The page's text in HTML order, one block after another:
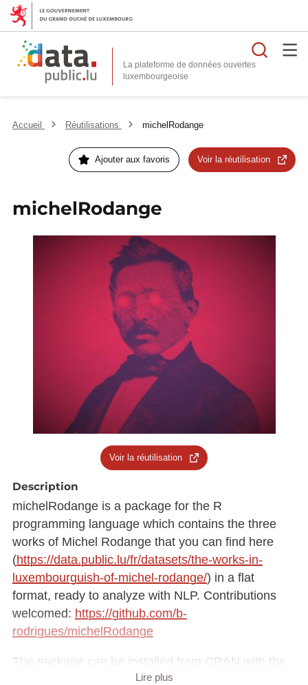
La plateforme de données ouvertes
Accueil Réutilisations michelRodange
Ajouter aux favoris Voir la réutilisation
michelRodange
Voir la réutilisation
Description
michelRodange is a package for the R
programming language which contains the three
works of Michel Rodange that you can find here
(https://data.public.lu/fr/datasets/the-works-in-
luxembourguish-of-michel-rodange/) in a flat
format, ready to analyze with NLP. Contributions
welcomed: https://github.com/b-
rodrigues/michelRodange
The package can be installed from CRAN with the
Lire plus